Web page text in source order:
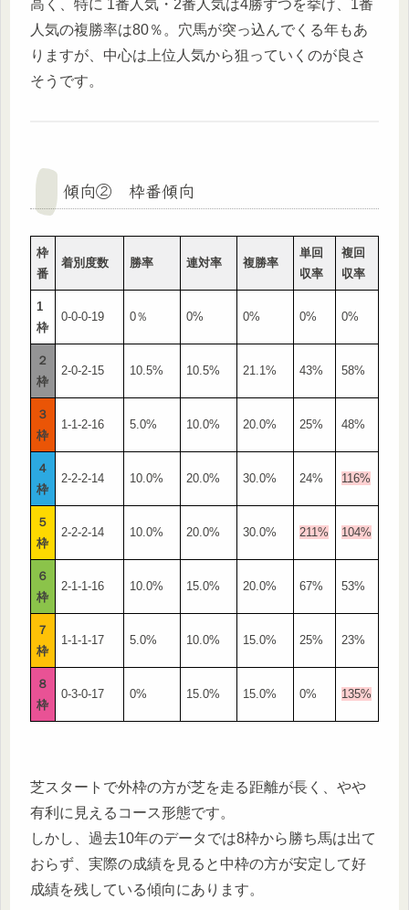
高く、特に 1番人気・2番人気は4勝ずつを挙げ、1番
人気の複勝率は80％。穴馬が突っ込んでくる年もあ
りますが、中心は上位人気から狙っていくのが良さ
そうです。
傾向② 枠番傾向
枠
番
着別度数 勝率 連対率 複勝率
単回
収率
複回
収率
1
枠
0-0-0-19 0％ 0% 0% 0% 0%
２
枠
2-0-2-15 10.5% 10.5% 21.1% 43% 58%
３
枠
1-1-2-16 5.0% 10.0% 20.0% 25% 48%
４
枠
2-2-2-14 10.0% 20.0% 30.0% 24% 116%
５
枠
2-2-2-14 10.0% 20.0% 30.0% 211% 104%
６
枠
2-1-1-16 10.0% 15.0% 20.0% 67% 53%
７
枠
1-1-1-17 5.0% 10.0% 15.0% 25% 23%
８
枠
0-3-0-17 0% 15.0% 15.0% 0% 135%
芝スタートで外枠の方が芝を走る距離が長く、やや
有利に見えるコース形態です。
しかし、過去10年のデータでは8枠から勝ち馬は出て
おらず、実際の成績を見ると中枠の方が安定して好
成績を残している傾向にあります。